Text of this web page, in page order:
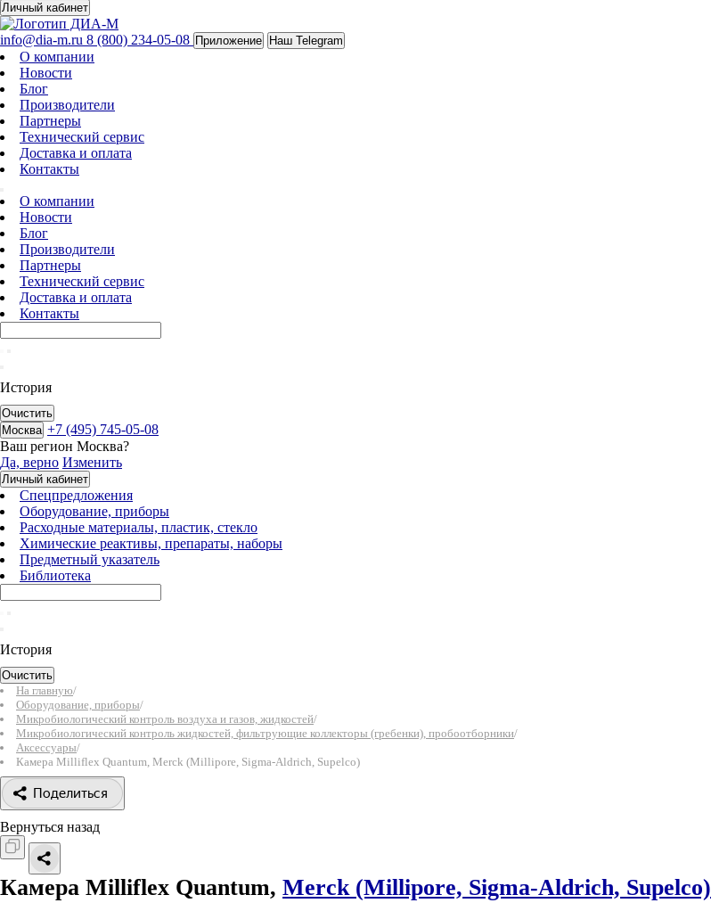
Личный кабинет
info@dia-m.ru 8 (800) 234-05-08 Приложение Наш Telegram
О компании
Новости
Блог
Производители
Партнеры
Технический сервис
Доставка и оплата
Контакты
О компании
Новости
Блог
Производители
Партнеры
Технический сервис
Доставка и оплата
Контакты
История
Очистить
Москва +7 (495) 745-05-08
Ваш регион Москва?
Да, верно Изменить
Личный кабинет
Спецпредложения
Оборудование, приборы
Расходные материалы, пластик, стекло
Химические реактивы, препараты, наборы
Предметный указатель
Библиотека
История
Очистить
На главную/
Оборудование, приборы/
Микробиологический контроль воздуха и газов, жидкостей/
Микробиологический контроль жидкостей, фильтрующие коллекторы (гребенки), пробоотборники/
Аксессуары/
Камера Milliflex Quantum, Merck (Millipore, Sigma-Aldrich, Supelco)
Поделиться
Вернуться назад
Камера Milliflex Quantum, Merck (Millipore, Sigma-Aldrich, Supelco)